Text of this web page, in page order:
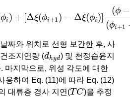
ϕi ) + [Δξ(ϕi+1) − Δξ(ϕi )]
(ϕ −
(ϕi+1
) ϕ
짜와 위치로 선형 보간한 후, 사
조지연량 (dhyd
d d
) 및 천정습윤지
마지막으로, 위성 각도에 대한
용하여 Eq. (11)에 따라 Eq. (12)
대류층 경사 지연(T C
TC)을 추정